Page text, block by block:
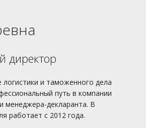
директор
и таможенного дела
путь в компании
менеджера-декларанта. В
работает с 2012 года.